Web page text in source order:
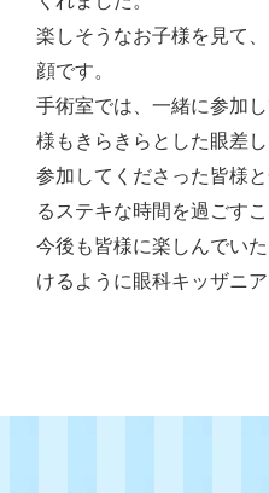
楽しそうなお子様を見て
顔です。
手術室では、一緒に参加
様もきらきらとした眼差し
参加してくださった皆様
るステキな時間を過ごす
今後も皆様に楽しんでい
けるように眼科キッザニ